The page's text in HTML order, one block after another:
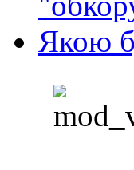
Якою